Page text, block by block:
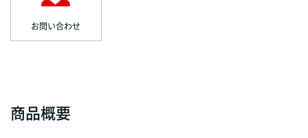
お問い合わせ
商品概要